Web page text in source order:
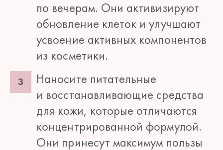
по вечерам. Они активизируют
обновление клеток и улучшают
усвоение активных компонентов
из косметики.
Наносите питательные
и восстанавливающие средства
для кожи, которые отличаются
концентрированной формулой.
Они принесут максимум пользы